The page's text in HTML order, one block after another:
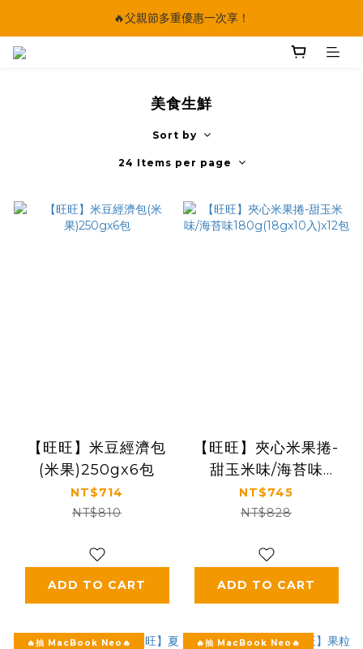
🔥父親節多重優惠一次享！
🔥父親節多重優惠一次享！
🔥父親節多重優惠一次享！
美食生鮮
Sort by
24 Items per page
【旺旺】米豆經濟包
(米果)250gx6包
NT$714
NT$810
ADD TO CART
【旺旺】夾心米果捲-
甜玉米味/海苔味
180g(18gx10入)x12包
NT$745
NT$828
ADD TO CART
🔥抽 MacBook Neo🔥 🔥抽 MacBook Neo🔥